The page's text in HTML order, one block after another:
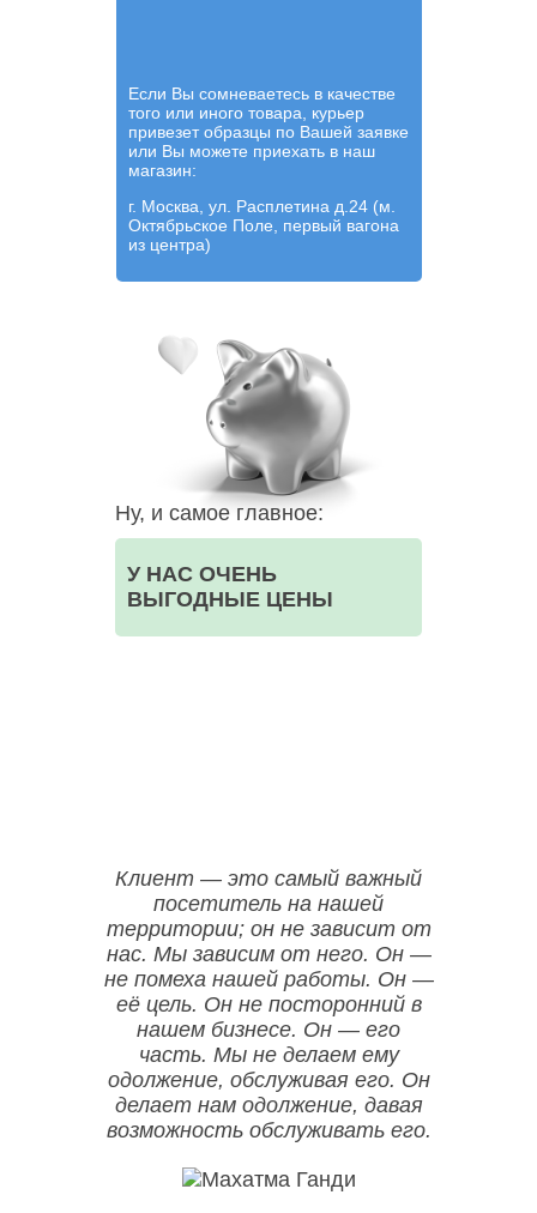
Если Вы сомневаетесь в качестве
того или иного товара, курьер
привезет образцы по Вашей заявке
или Вы можете приехать в наш
магазин:
г. Москва, ул. Расплетина д.24 (м.
Октябрьское Поле, первый вагона
из центра)
Ну, и самое главное:
У НАС ОЧЕНЬ
ВЫГОДНЫЕ ЦЕНЫ
Клиент — это самый важный
посетитель на нашей
территории; он не зависит от
нас. Мы зависим от него. Он —
не помеха нашей работы. Он —
её цель. Он не посторонний в
нашем бизнесе. Он — его
часть. Мы не делаем ему
одолжение, обслуживая его. Он
делает нам одолжение, давая
возможность обслуживать его.